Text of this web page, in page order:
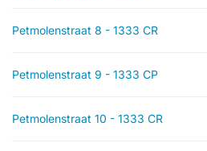
Petmolenstraat 8 - 1333 CR
Petmolenstraat 9 - 1333 CP
Petmolenstraat 10 - 1333 CR